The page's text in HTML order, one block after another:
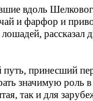
вдоль
и фарфор и
рассказал
принесший
значимую роль в
так и для